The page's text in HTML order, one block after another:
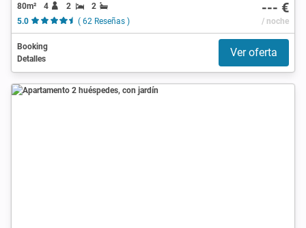
80m² 4 2
2
5.0
( 62 Reseñas )
--- €
/ noche
Booking
Detalles
Ver oferta